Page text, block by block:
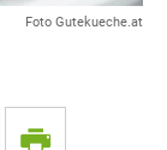
Foto Gutekueche.at